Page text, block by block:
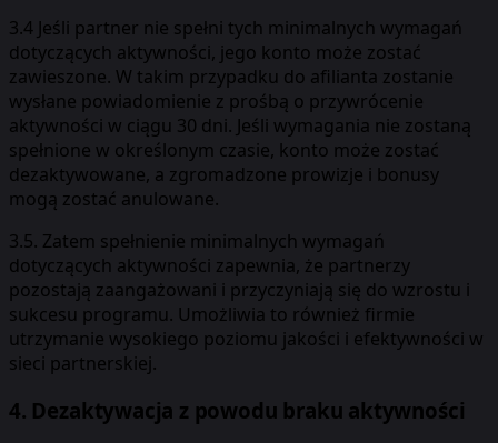
3.4 Jeśli partner nie spełni tych minimalnych wymagań
dotyczących aktywności, jego konto może zostać
zawieszone. W takim przypadku do afilianta zostanie
wysłane powiadomienie z prośbą o przywrócenie
aktywności w ciągu 30 dni. Jeśli wymagania nie zostaną
spełnione w określonym czasie, konto może zostać
dezaktywowane, a zgromadzone prowizje i bonusy
mogą zostać anulowane.
3.5. Zatem spełnienie minimalnych wymagań
dotyczących aktywności zapewnia, że partnerzy
pozostają zaangażowani i przyczyniają się do wzrostu i
sukcesu programu. Umożliwia to również firmie
utrzymanie wysokiego poziomu jakości i efektywności w
sieci partnerskiej.
4. Dezaktywacja z powodu braku aktywności